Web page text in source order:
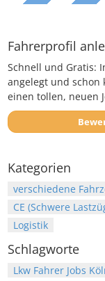
Fahrerprofil
Schnell und Gratis:
angelegt und
einen tollen, neuen
Kategorien
verschiedene
CE (Schwere
Logistik
Schlagworte
Lkw Fahrer Jobs